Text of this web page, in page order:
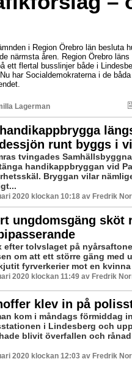
i Region Örebro län besluta
närmsta åren. Region Örebro
ett flertal busslinjer både i
har Socialdemokraterna i de
Lagerman
runt byggs i
tvingades
handikappbryggan vid
Bryggan vilar
2020 klockan 10:18 av Fredrik
ungdomsgäng sköt
efter tolvslaget på
om att ett större gäng med
fyrverkerier mot en
2020 klockan 11:49 av Fredrik
klev in på
kom i måndags förmiddag
i Lindesberg och
blivit överfallen och
2020 klockan 12:03 av Fredrik